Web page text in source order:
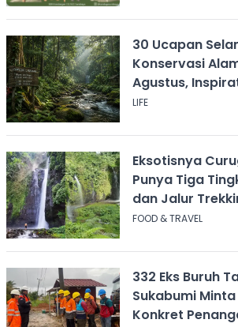
30 Ucapan
Konservasi
Agustus,
Pesan
LIFE
Eksotisnya
Punya Tiga
dan Jalur
FOOD & TRAVEL
332 Eks Buruh
Sukabumi
Konkret